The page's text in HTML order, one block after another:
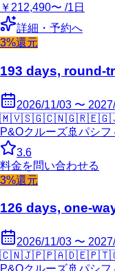
￥212,490〜 /1日
詳細・予約へ
3%還元
193 days, round-
2026/11/03 〜
🇲🇻🇸🇬🇨🇳🇬🇷🇪🇬
P&Oクルーズ🚢 パシフ
3.6
料金を問い合わせる
3%還元
126 days, one-
2026/11/03 〜
🇨🇳🇯🇵🇵🇦🇩🇪🇵🇹